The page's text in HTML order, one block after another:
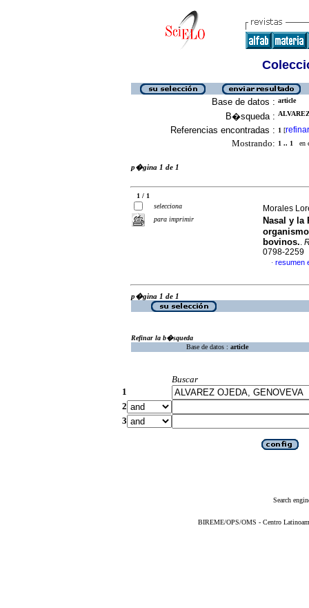
Base de datos : article
B�squeda :
Referencias encontradas : 1 [refinar
Mostrando: 1 .. 1 en
p�gina 1 de 1
1 / 1
selecciona
para imprimir
Morales
Nasal y la
bovinos..
0798-2259
· resumen
p�gina 1 de 1
Refinar la b�squeda
Base de datos : article
Buscar
1
2
3
Search
BIREME/OPS/OMS - Centro